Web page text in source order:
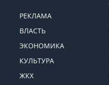
РЕКЛАМА
ВЛАСТЬ
ЭКОНОМИКА
КУЛЬТУРА
ЖКХ